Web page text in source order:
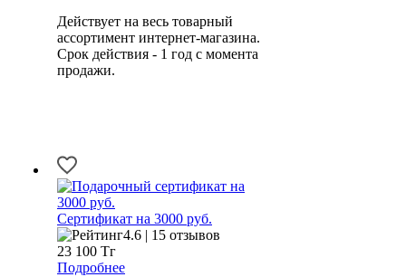
Действует на весь товарный
ассортимент интернет-магазина.
Срок действия - 1 год с момента
продажи.
Сертификат на 3000 руб.
4.6 | 15 отзывов
23 100 Тг
Подробнее